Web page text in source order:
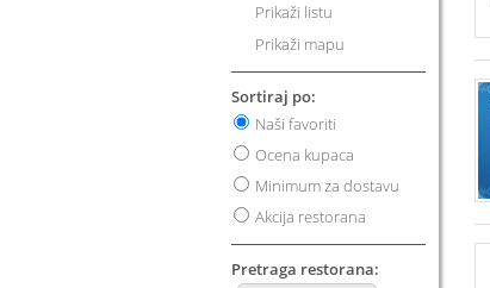
Prikaži listu
Prikaži mapu
Sortiraj po:
Naši favoriti
Ocena kupaca
Minimum za dostavu
Akcija restorana
Pretraga restorana: